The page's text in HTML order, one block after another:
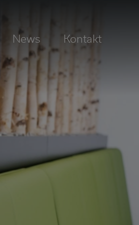
News Kontakt